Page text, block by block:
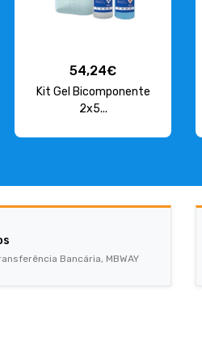
54,24€
Kit Gel Bicomponente
2x5...
Bancária, MBWAY